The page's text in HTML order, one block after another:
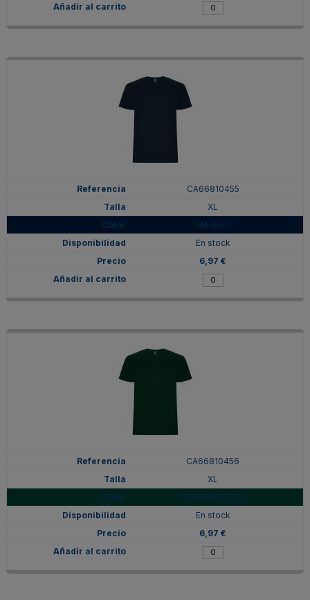
CA66810455
XL
MARINO
En stock
6,97 €
CA66810456
XL
VERDE BOTELLA
En stock
6,97 €